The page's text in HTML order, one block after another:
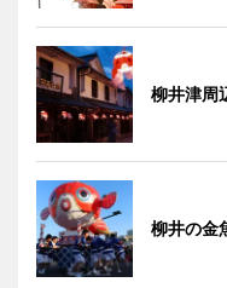
柳井津周
柳井の金